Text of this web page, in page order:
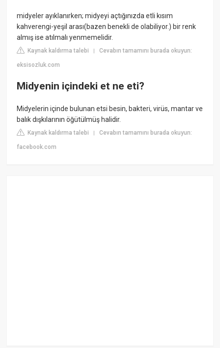
midyeler ayıklanırken; midyeyi açtığınızda etli kısım
kahverengi-yeşil arası(bazen benekli de olabiliyor.) bir renk
almış ise atılmalı yenmemelidir.
Kaynak kaldırma talebi |Cevabın tamamını burada okuyun:
eksisozluk.com
Midyenin içindeki et ne eti?
Midyelerin içinde bulunan etsi besin, bakteri, virüs, mantar ve
balık dışkılarının öğütülmüş halidir.
Kaynak kaldırma talebi |Cevabın tamamını burada okuyun:
facebook.com